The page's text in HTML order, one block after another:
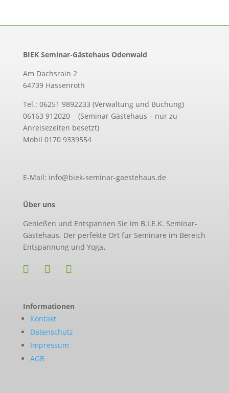
BIEK Seminar-Gästehaus Odenwald
Am Dachsrain 2
64739 Hassenroth
Tel.: 06251 9892233 (Verwaltung und Buchung)
06163 912020 (Seminar Gästehaus – nur zu
Anreisezeiten besetzt)
Mobil 0170 9339554
E-Mail: info@biek-seminar-gaestehaus.de
Über uns
Genießen und Entspannen Sie im B.I.E.K. Seminar-
Gästehaus. Der perfekte Ort für Seminare im Bereich
Entspannung und Yoga.
Informationen
Kontakt
Datenschutz
Impressum
AGB